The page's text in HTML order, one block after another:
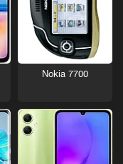
Nokia 7700